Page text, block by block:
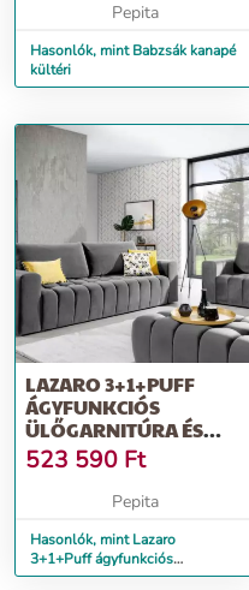
Pepita
Hasonlók, mint Babzsák kanapé
kültéri
LAZARO 3+1+PUFF
ÁGYFUNKCIÓS
ÜLŐGARNITÚRA ÉS
PUFF SZÜRKE
523 590 Ft
Pepita
Hasonlók, mint Lazaro
3+1+Puff ágyfunkciós
ülőgarnitúra és puff szürke